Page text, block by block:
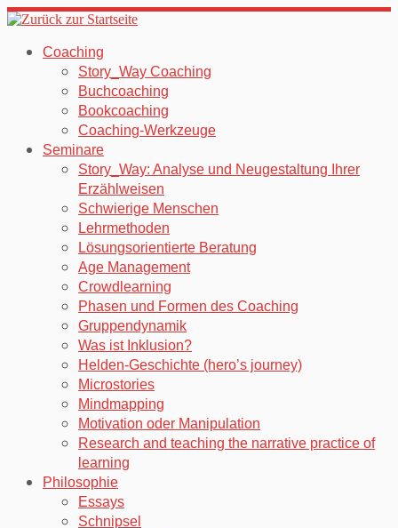
Zum
springenCoaching
Story_Way Coaching
Buchcoaching
Bookcoaching
Coaching-Werkzeuge
Seminare
Story_Way: Analyse und Neugestaltung Ihrer
Erzählweisen
Schwierige Menschen
Lehrmethoden
Lösungsorientierte Beratung
Age Management
Crowdlearning
Phasen und Formen des Coaching
Gruppendynamik
Was ist Inklusion?
Helden-Geschichte (hero’s journey)
Microstories
Mindmapping
Motivation oder Manipulation
Research and teaching the narrative practice of
learning
Philosophie
Essays
Schnipsel